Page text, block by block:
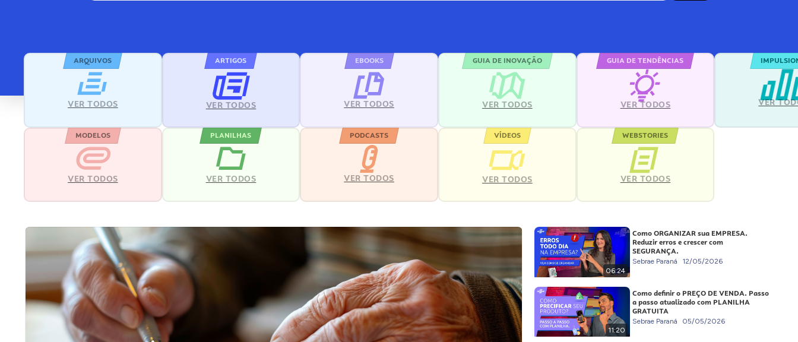
ARQUIVOS
VER TODOS
ARTIGOS
VER TODOS
EBOOKS
VER TODOS
GUIA DE INOVAÇÃO
VER TODOS
GUIA DE TENDÊNCIAS
VER TODOS VER
MODELOS
VER TODOS
PLANILHAS
VER TODOS
PODCASTS
VER TODOS
VÍDEOS
VER TODOS
WEBSTORIES
VER TODOS
06:24
Como ORGANIZAR sua EMPRESA.
Reduzir erros e crescer com
SEGURANÇA.
Sebrae Paraná 12/05/2026
11:20
Como definir o PREÇO DE VENDA. Passo
a passo atualizado com PLANILHA
GRATUITA
Sebrae Paraná 05/05/2026